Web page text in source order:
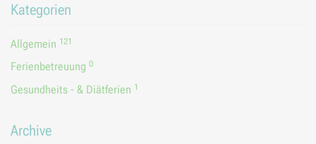
Kategorien
Allgemein 121
Ferienbetreuung 0
Gesundheits - & Diätferien 1
Archive